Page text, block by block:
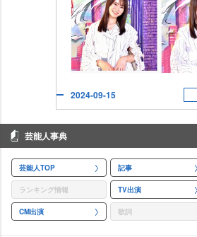
2024-09-15
芸能人事典
芸能人TOP 記事
ランキング情報 TV出演
CM出演 歌詞